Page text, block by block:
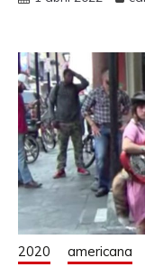
2020 americana